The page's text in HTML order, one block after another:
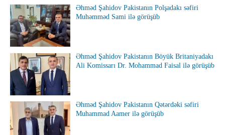
Əhməd Şahidov Pakistanın Polşadakı səfiri
Muhəmməd Sami ilə görüşüb
Əhməd Şahidov Pakistanın Böyük Britaniyadakı
Ali Komissarı Dr. Mohammad Faisal ilə görüşüb
Əhməd Şahidov Pakistanın Qətərdəki səfiri
Muhammad Aamer ilə görüşüb